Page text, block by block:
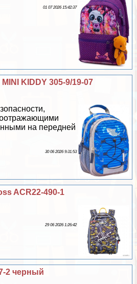
01 07 2026 15:42:37
KIDDY 305-9/19-07
на передней
30 06 2026 9:31:53
ACR22-490-1
29 06 2026 1:26:42
2 черный